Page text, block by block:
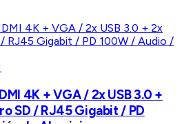
4K + VGA / 2x USB 3.0 +
SD / RJ45 Gigabit / PD